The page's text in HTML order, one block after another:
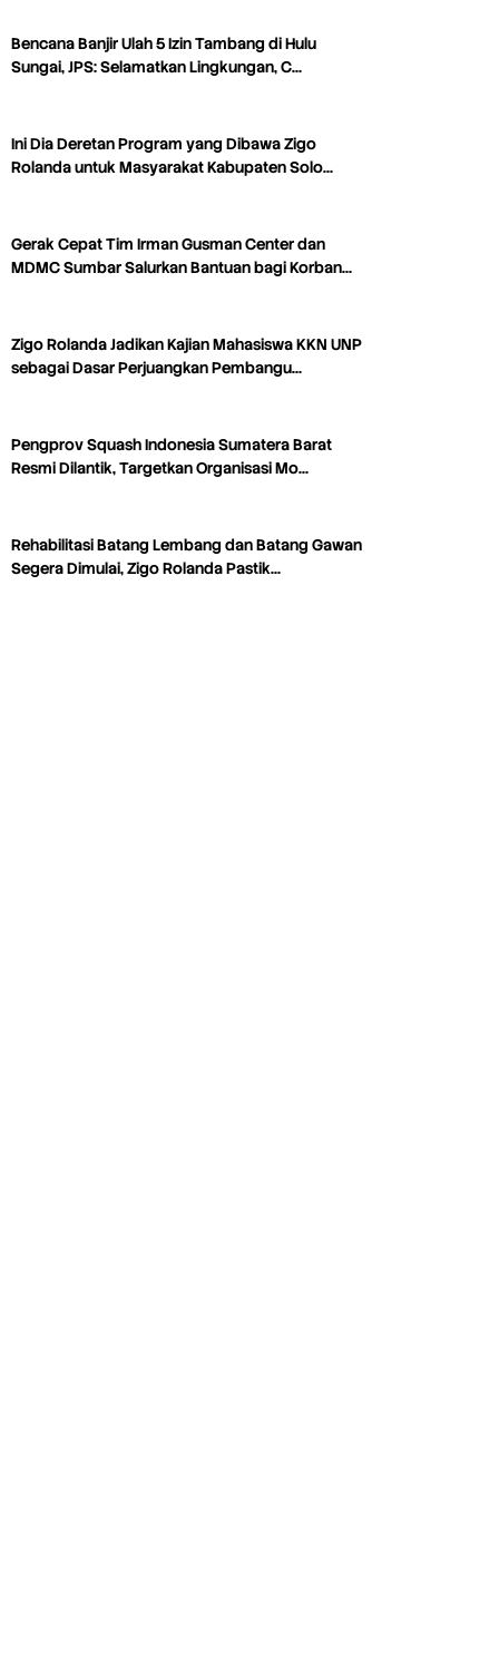
Bencana Banjir Ulah 5 Izin Tambang di Hulu
Sungai, JPS: Selamatkan Lingkungan, C…
Ini Dia Deretan Program yang Dibawa Zigo
Rolanda untuk Masyarakat Kabupaten Solo…
Gerak Cepat Tim Irman Gusman Center dan
MDMC Sumbar Salurkan Bantuan bagi Korban…
Zigo Rolanda Jadikan Kajian Mahasiswa KKN UNP
sebagai Dasar Perjuangkan Pembangu…
Pengprov Squash Indonesia Sumatera Barat
Resmi Dilantik, Targetkan Organisasi Mo…
Rehabilitasi Batang Lembang dan Batang Gawan
Segera Dimulai, Zigo Rolanda Pastik…